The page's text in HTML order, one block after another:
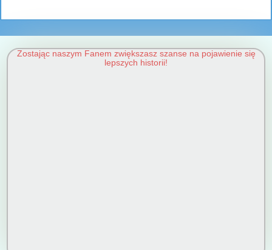
Zostając naszym Fanem zwiększasz szanse na pojawienie się
lepszych historii!